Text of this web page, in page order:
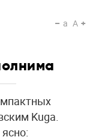
a A
Kuga.